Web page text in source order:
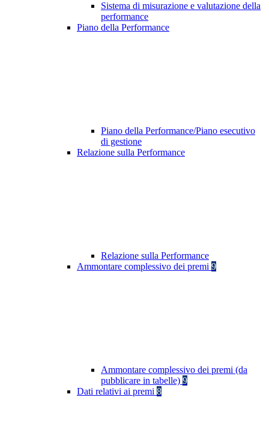
Sistema di misurazione e valutazione della
performance
Piano della Performance
Piano della Performance/Piano esecutivo
di gestione
Relazione sulla Performance
Relazione sulla Performance
Ammontare complessivo dei premi 9
Ammontare complessivo dei premi (da
pubblicare in tabelle) 9
Dati relativi ai premi 8